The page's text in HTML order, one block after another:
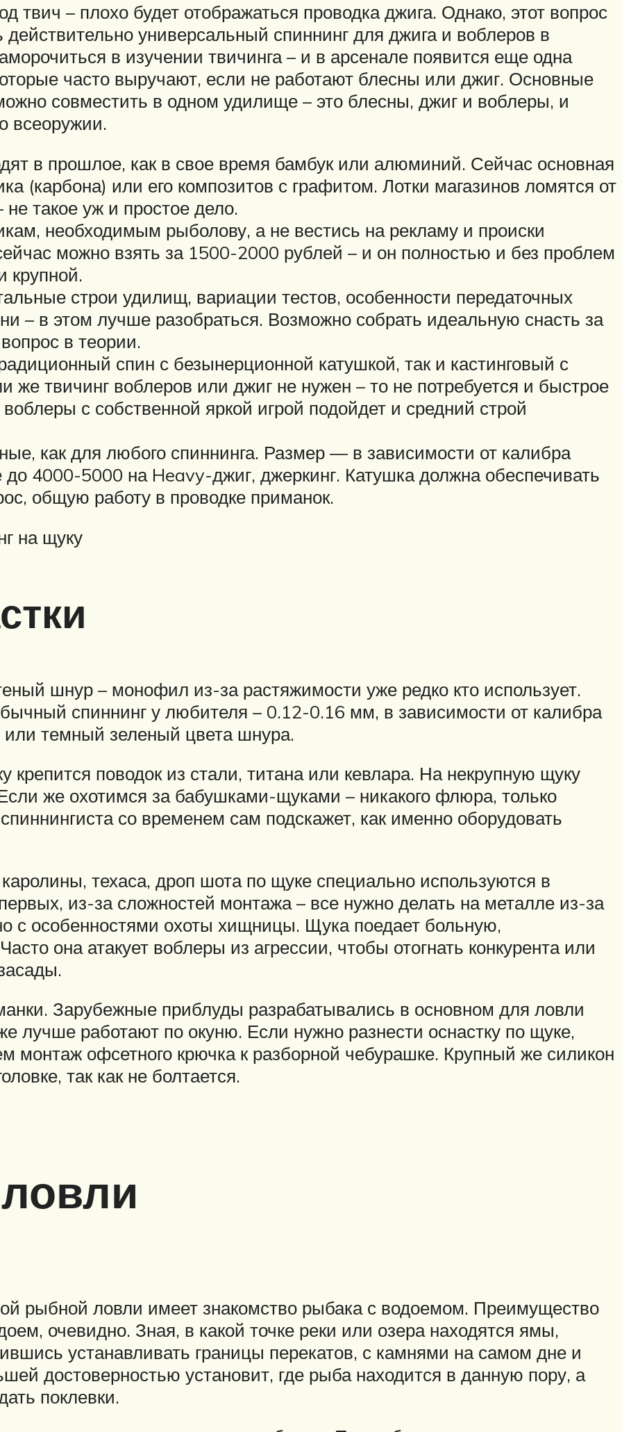
твич – плохо будет отображаться проводка джига. Однако, этот вопрос
действительно универсальный спиннинг для джига и воблеров в
в изучении твичинга – и в арсенале появится еще одна
часто выручают, если не работают блесны или джиг. Основные
совместить в одном удилище – это блесны, джиг и воблеры, и
всеоружии.
в прошлое, как в свое время бамбук или алюминий. Сейчас основная
(карбона) или его композитов с графитом. Лотки магазинов ломятся от
такое уж и простое дело.
необходимым рыболову, а не вестись на рекламу и происки
можно взять за 1500-2000 рублей – и он полностью и без проблем
крупной.
строи удилищ, вариации тестов, особенности передаточных
– в этом лучше разобраться. Возможно собрать идеальную снасть за
в теории.
спин с безынерционной катушкой, так и кастинговый с
же твичинг воблеров или джиг не нужен – то не потребуется и быстрое
с собственной яркой игрой подойдет и средний строй
как для любого спиннинга. Размер — в зависимости от калибра
4000-5000 на Heavy-джиг, джеркинг. Катушка должна обеспечивать
общую работу в проводке приманок.
на щуку
шнур – монофил из-за растяжимости уже редко кто использует.
спиннинг у любителя – 0.12-0.16 мм, в зависимости от калибра
темный зеленый цвета шнура.
крепится поводок из стали, титана или кевлара. На некрупную щуку
же охотимся за бабушками-щуками – никакого флюра, только
со временем сам подскажет, как именно оборудовать
техаса, дроп шота по щуке специально используются в
из-за сложностей монтажа – все нужно делать на металле из-за
с особенностями охоты хищницы. Щука поедает больную,
она атакует воблеры из агрессии, чтобы отогнать конкурента или
Зарубежные приблуды разрабатывались в основном для ловли
лучше работают по окуню. Если нужно разнести оснастку по щуке,
монтаж офсетного крючка к разборной чебурашке. Крупный же силикон
так как не болтается.
рыбной ловли имеет знакомство рыбака с водоемом. Преимущество
очевидно. Зная, в какой точке реки или озера находятся ямы,
устанавливать границы перекатов, с камнями на самом дне и
достоверностью установит, где рыба находится в данную пору, а
поклевки.